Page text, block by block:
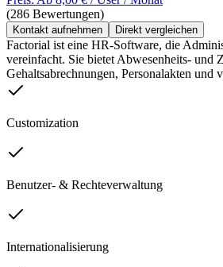
(286 Bewertungen)
Kontakt aufnehmen Direkt vergleichen
Factorial ist eine HR-Software, die
vereinfacht. Sie bietet Abwesenheits- und
Gehaltsabrechnungen, Personalakten und
Customization
Benutzer- & Rechteverwaltung
Internationalisierung